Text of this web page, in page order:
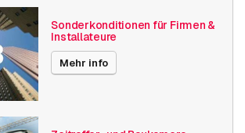
Sonderkonditionen für Firmen &
Installateure
Mehr info